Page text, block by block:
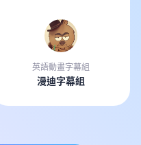
英語動畫字幕組
漫迪字幕組